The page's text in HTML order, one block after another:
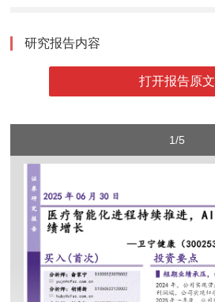
研究报告内容
打开报告原文
1/5